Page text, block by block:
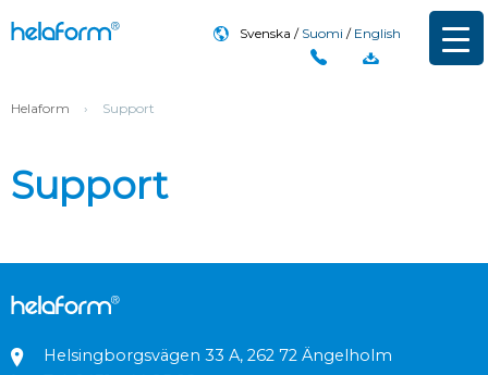
Svenska Suomi English
Helaform › Support
Support
Helsingborgsvägen 33 A, 262 72 Ängelholm